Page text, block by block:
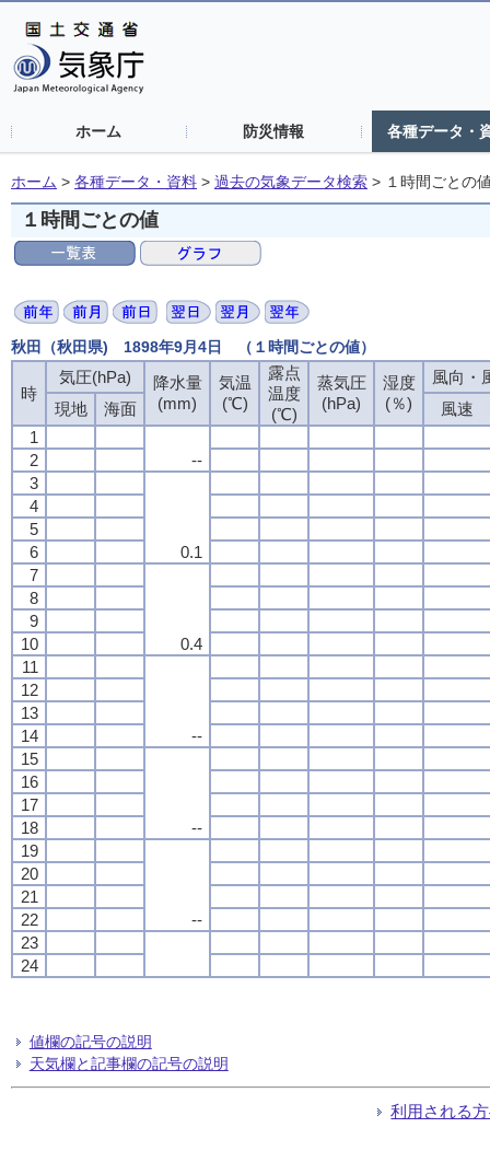
ホーム 防災情報 各種データ・
ホーム > 各種データ・資料 > 過去の気象データ検索 > １時間ごとの
１時間ごとの値
秋田（秋田県) 1898年9月4日 （１時間ごとの値）
時
気圧(hPa)
降水量
(mm)
気温
(℃)
露点
温度
(℃)
蒸気圧
(hPa)
湿度
(％)
風向・
現地
海面
風速
1
--
2
3
0.1
4
5
6
7
0.4
8
9
10
11
--
12
13
14
15
--
16
17
18
19
--
20
21
22
23
24
値欄の記号の説明
天気欄と記事欄の記号の説明
利用される